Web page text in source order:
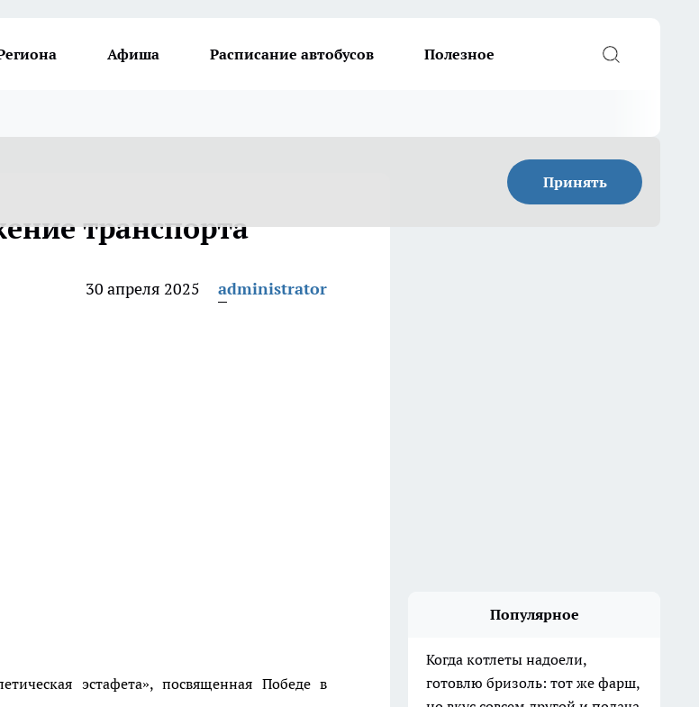
Афиша Расписание автобусов Полезное
Принять
транспорта
30 апреля 2025 administrator
эстафета», посвященная Победе в
Популярное
Когда котлеты надоели,
готовлю бризоль: тот же фарш,